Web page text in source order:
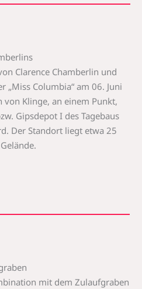
Clarence Chamberlin und
„Miss Columbia“ am 06. Juni
Klinge, an einem Punkt,
Gipsdepot I des Tagebaus
Der Standort liegt etwa 25
mit dem Zulaufgraben